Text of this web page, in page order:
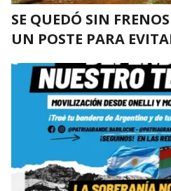
SE QUEDÓ SIN
UN POSTE PARA